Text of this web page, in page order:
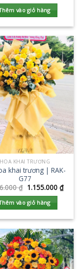
vào giỏ hàng
HOA KHAI TRƯƠNG
khai trương | RAK-
G77
₫ 1.155.000 ₫
vào giỏ hàng